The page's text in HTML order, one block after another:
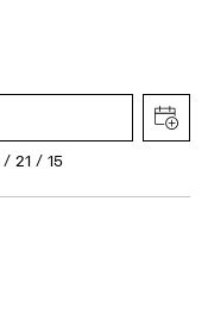
21 15